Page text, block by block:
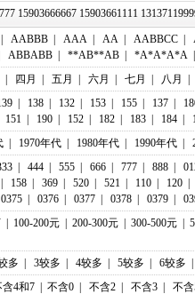
15903666667 15903661111
AABBB AAA AA AABBCC
ABBABB **AB**AB *A*A*A*A
四月 五月 六月 七月 八月
138 132 153 155 137
151 190 152 182 183 184
1970年代 1980年代 1990年代
444 555 666 777 888
158 369 520 521 110 120
0375 0376 0377 0378 0379
100-200元 200-300元 300-500元
多 3较多 4较多 5较多 6较多
含4和7 不含0 不含2 不含3 不